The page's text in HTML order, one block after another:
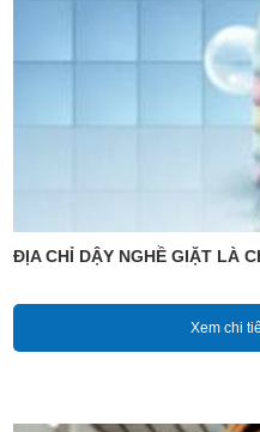
ĐỊA CHỈ DẬY NGHỀ GIẶT LÀ
Xem chi